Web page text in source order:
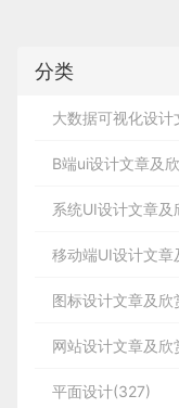
C、净杆=总
高尔夫英
球童caddy 球
分类
大数据可视化设
B端ui设计文章及
系统UI设计文章及
移动端UI设计文章
图标设计文章及欣
网站设计文章及
平面设计(327)